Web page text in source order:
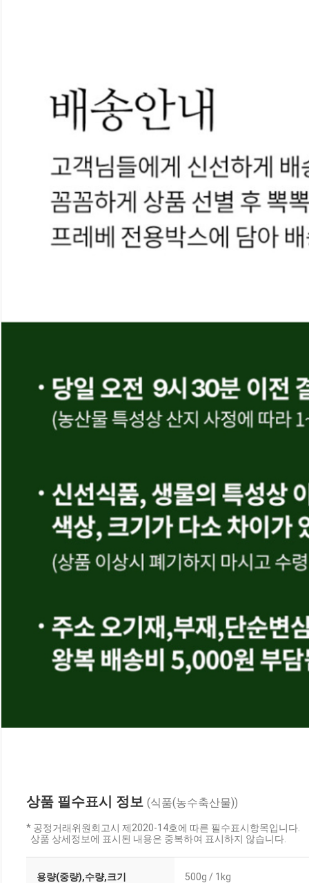
상품 필수표시 정보 (식품(농수축산물))
* 공정거래위원회고시 제2020-14호에 따른 필수표시항목입니다.
상품 상세정보에 표시된 내용은 중복하여 표시하지 않습니다.
용량(중량),수량,크기 500g / 1kg